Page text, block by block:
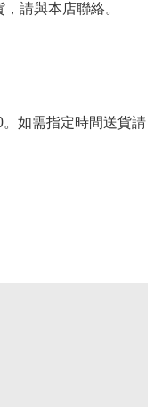
請與本店聯絡。
如需指定時間送貨請